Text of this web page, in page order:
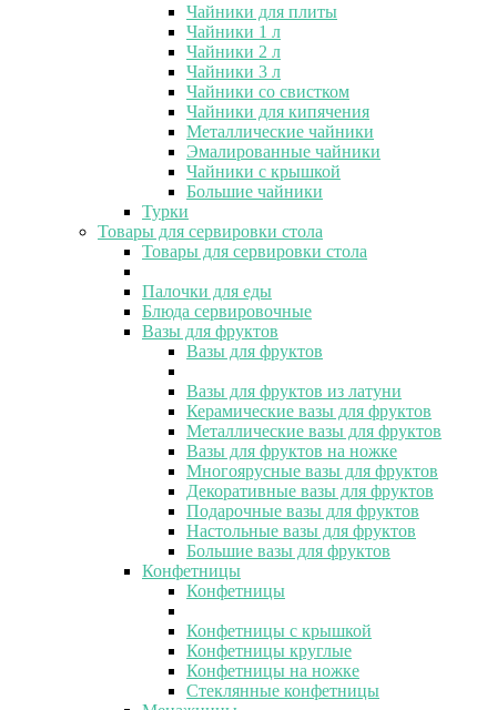
Чайники для плиты
Чайники 1 л
Чайники 2 л
Чайники 3 л
Чайники со свистком
Чайники для кипячения
Металлические чайники
Эмалированные чайники
Чайники с крышкой
Большие чайники
Турки
Товары для сервировки стола
Товары для сервировки стола
Палочки для еды
Блюда сервировочные
Вазы для фруктов
Вазы для фруктов
Вазы для фруктов из латуни
Керамические вазы для фруктов
Металлические вазы для фруктов
Вазы для фруктов на ножке
Многоярусные вазы для фруктов
Декоративные вазы для фруктов
Подарочные вазы для фруктов
Настольные вазы для фруктов
Большие вазы для фруктов
Конфетницы
Конфетницы
Конфетницы с крышкой
Конфетницы круглые
Конфетницы на ножке
Стеклянные конфетницы